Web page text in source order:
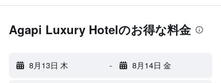
Agapi Luxury Hotelのお得な料金
8月13日 木 - 8月14日 金